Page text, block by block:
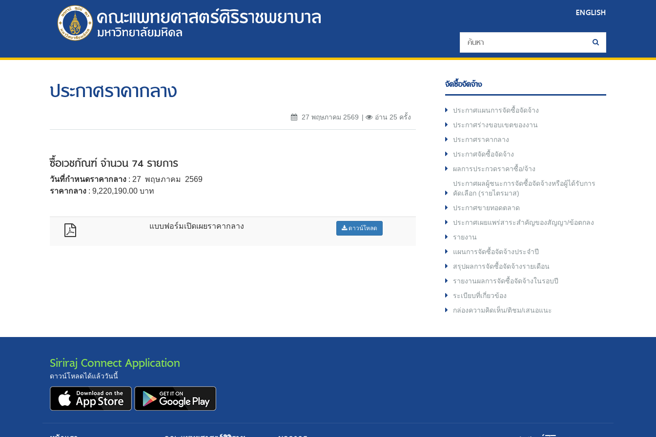
ENGLISH
ประกาศราคากลาง
27 พฤษภาคม 2569 อ่าน 25 ครั้ง
ซื้อเวชภัณฑ์ จำนวน 74 รายการ
วันที่กำหนดราคากลาง : 27 พฤษภาคม 2569
ราคากลาง : 9,220,190.00 บาท
แบบฟอร์มเปิดเผยราคากลาง ดาวน์โหลด
จัดซื้อจัดจ้าง
ประกาศแผนการจัดซื้อจัดจ้าง
ประกาศร่างขอบเขตของงาน
ประกาศราคากลาง
ประกาศจัดซื้อจัดจ้าง
ผลการประกวดราคาซื้อ/จ้าง
ประกาศผลผู้ชนะการจัดซื้อจัดจ้างหรือผู้ได้รับการ
คัดเลือก (รายไตรมาส)
ประกาศขายทอดตลาด
ประกาศเผยแพร่สาระสำคัญของสัญญา/ข้อตกลง
รายงาน
แผนการจัดซื้อจัดจ้างประจำปี
สรุปผลการจัดซื้อจัดจ้างรายเดือน
รายงานผลการจัดซื้อจัดจ้างในรอบปี
ระเบียบที่เกี่ยวข้อง
กล่องความคิดเห็น/ติชม/เสนอแนะ
Siriraj Connect Application
ดาวน์โหลดได้แล้ววันนี้